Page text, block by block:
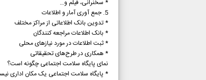
* سخنرانی، فیلم و…
5. جمع آوری آمار و اطلاعات
* تدوین بانک اطلاعاتی از مراکز مختلف
* بانک اطلاعات مراجعه کنندگان
* ثبت اطلاعات در مورد نیاز‌های محلی
* همکاری در طرح‌های تحقیقاتی
نمای پایگاه سلامت اجتماعی چگونه است؟
* پایگاه سلامت اجتماعی یک مکان اداری